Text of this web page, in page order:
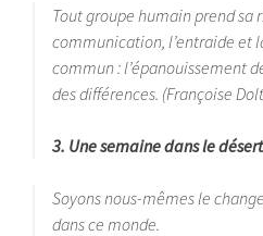
Tout groupe humain prend sa
communication, l’entraide et
commun : l’épanouissement
des différences. (Françoise
3. Une semaine dans le désert
Soyons nous-mêmes le
dans ce monde.